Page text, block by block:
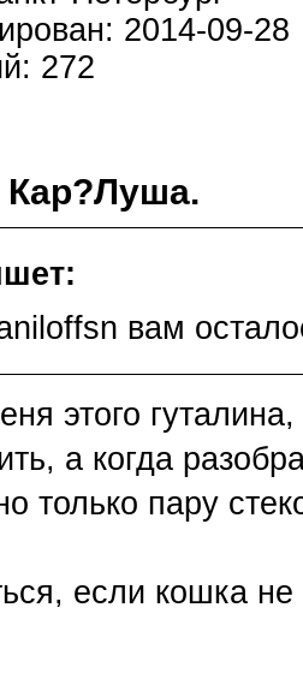
2014-09-28
272
Кар?Луша.
вам
этого
а когда
только пару
если кошка не